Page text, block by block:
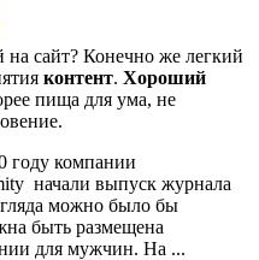
на сайт? Конечно же легкий
контент. Хороший
пища для ума, не
году компании
начали выпуск журнала
можно было бы
быть размещена
для мужчин. На ...